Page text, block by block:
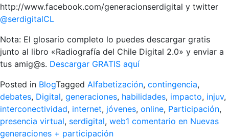
http://www.facebook.com/generacionserdigital y twitter
@serdigitalCL
Nota: El glosario completo lo puedes descargar gratis
junto al libro «Radiografía del Chile Digital 2.0» y enviar a
tus amig@s. Descargar GRATIS aquí
Posted in BlogTagged Alfabetización, contingencia,
debates, Digital, generaciones, habilidades, impacto, injuv,
interconectividad, internet, jóvenes, online, Participación,
presencia virtual, serdigital, web1 comentario en Nuevas
generaciones + participación